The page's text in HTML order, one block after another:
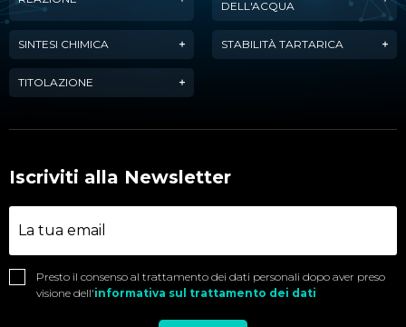
DELL'ACQUA
SINTESI CHIMICA STABILITÀ TARTARICA
TITOLAZIONE
Iscriviti alla Newsletter
Presto il consenso al trattamento dei dati personali dopo aver preso
visione dell'informativa sul trattamento dei dati